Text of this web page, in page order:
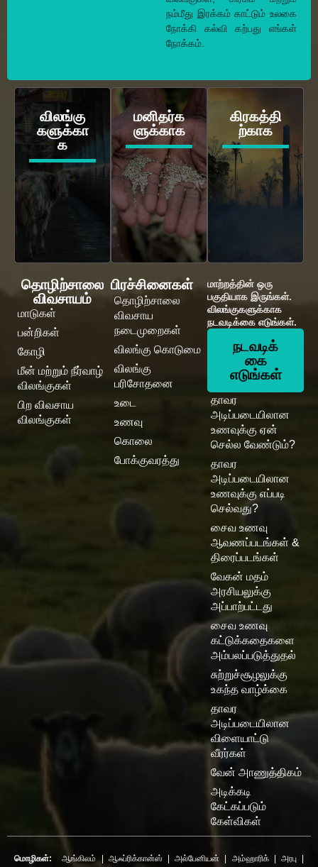
நம்மீது இரக்கம் காட்டும் உலகை
நோக்கி கல்வி கற்பது எங்கள்
நோக்கம்.
விலங்கு
களுக்கா
க
மனிதர்க
ளுக்காக
கிரகத்தி
ற்காக
தொழிற்சாலை
விவசாயம்
மாடுகள்
பன்றிகள்
கோழி
மீன் மற்றும் நீர்வாழ்
விலங்குகள்
பிற விவசாய
விலங்குகள்
பிரச்சினைகள்
தொழிற்சாலை
விவசாய
நடைமுறைகள்
விலங்கு கொடுமை
விலங்கு
பரிசோதனை
உடை
உணவு
கொலை
போக்குவரத்து
மாற்றத்தின் ஒரு
பகுதியாக இருங்கள்.
விலங்குகளுக்காக
நடவடிக்கை எடுங்கள்.
நடவடிக்
கை
எடுங்கள்
தாவர
அடிப்படையிலான
உணவுக்கு ஏன்
செல்ல வேண்டும்?
தாவர
அடிப்படையிலான
உணவுக்கு எப்படி
செல்வது?
சைவ உணவு
ஆவணப்படங்கள் &
திரைப்படங்கள்
வேகன் மதம்
அரசியலுக்கு
அப்பாற்பட்டது
சைவ உணவு
கட்டுக்கதைகளை
அம்பலப்படுத்துதல்
சுற்றுச்சூழலுக்கு
உகந்த வாழ்க்கை
தாவர
அடிப்படையிலான
விளையாட்டு
வீரர்கள்
வேன் அாணுத்திகம்
அடிக்கடி
கேட்கப்படும்
கேள்விகள்
மொழிகள்: ஆங்கிலம் | ஆஃப்ரிக்கான்ஸ் |அல்பேனியன் அம்ஹாரிக்| அரபு|